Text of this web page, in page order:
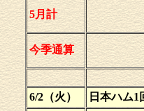
5月計
今季通算
6/2（火）
日本ハム1